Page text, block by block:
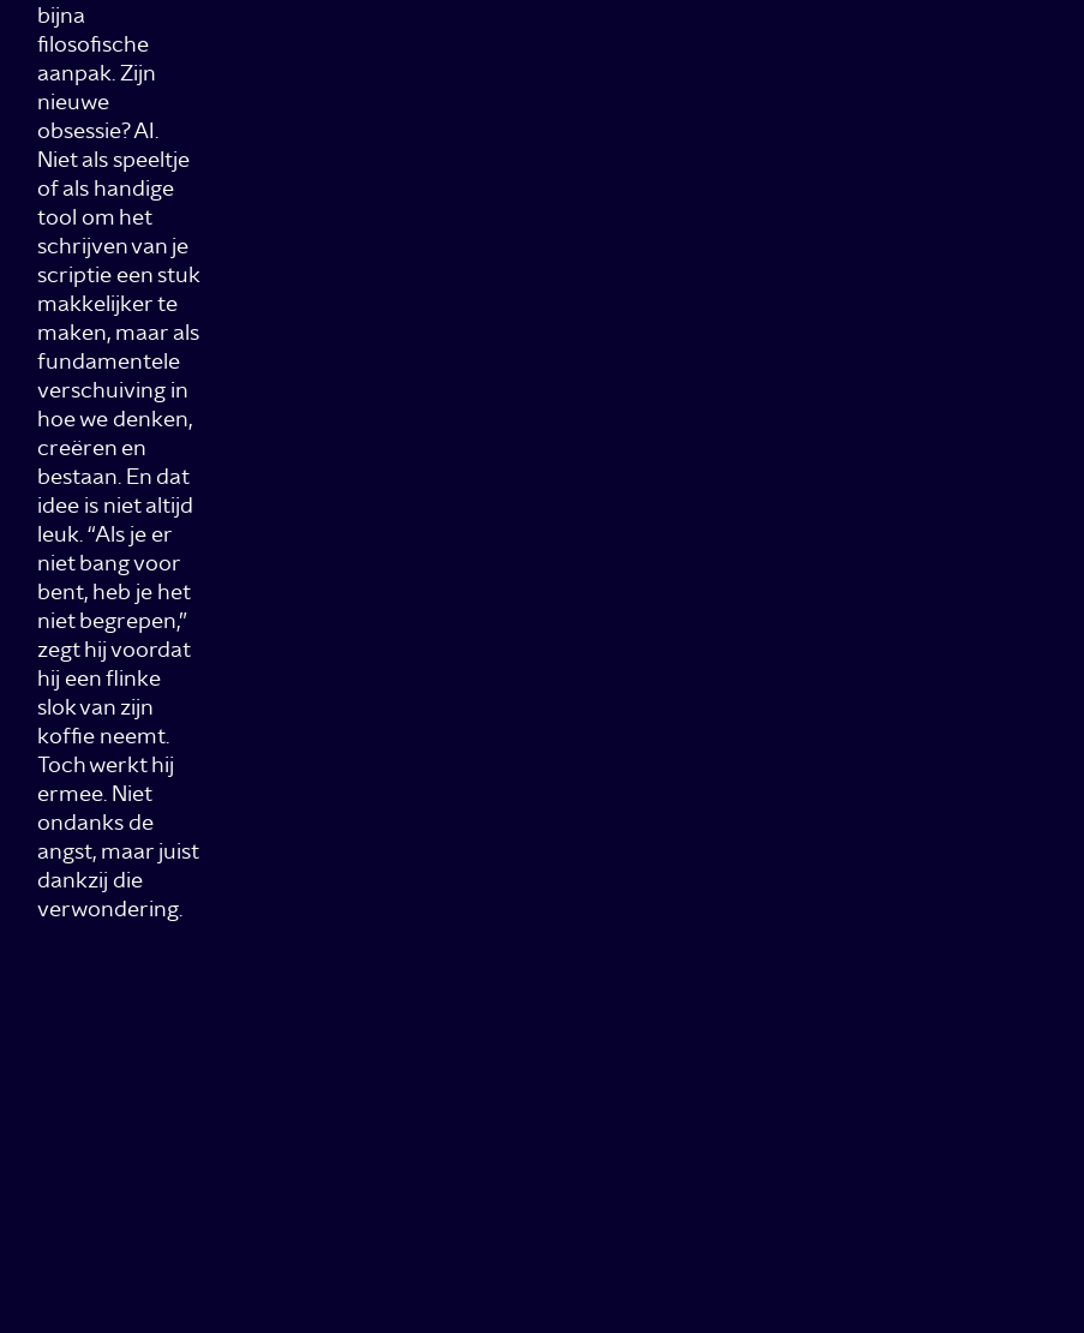
bijna
filosofische
aanpak. Zijn
nieuwe
obsessie? AI.
Niet als speeltje
of als handige
tool om het
schrijven van je
scriptie een stuk
makkelijker te
maken, maar als
fundamentele
verschuiving in
hoe we denken,
creëren en
bestaan. En dat
idee is niet altijd
leuk. “Als je er
niet bang voor
bent, heb je het
niet begrepen,”
zegt hij voordat
hij een flinke
slok van zijn
koffie neemt.
Toch werkt hij
ermee. Niet
ondanks de
angst, maar juist
dankzij die
verwondering.